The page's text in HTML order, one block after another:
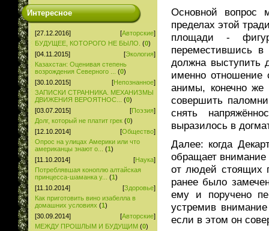
Интересное
[27.12.2016] [Авторские]
БУДУЩЕЕ, КОТОРОГО НЕ БЫЛО. (0)
[04.11.2015]
[Экология]
Казахстан: Оценивая степень
возрождения Северного ...
(0)
[30.10.2015]
[Непознанное]
ЗАПИСКИ СТРАННИКА. МЕХАНИЗМЫ
ДВИЖЕНИЯ ВЕРОЯТНОС...
(0)
[03.07.2015]
[Поэзия]
Долг, который не платит грек (0)
[12.10.2014]
[Общество]
Опрос на улицах Америки или что
американцы знают о...
(1)
[11.10.2014]
[Наука]
Потреблявшая коноплю алтайская
принцесса-шаманка у...
(1)
[11.10.2014]
[Здоровье]
Как приготовить вино изабелла в
домашних условиях (1)
[30.09.2014]
[Авторские]
МЕЖДУ ПРОШЛЫМ И БУДУЩИМ (0)
Основной вопрос
пределах этой
площади -
переместившись
должна выступить
именно отношение
анимы, конечно же
совершить
снять
выразилось в
Далее: когда
обращает внимание
от людей стоящих
ранее было
ему и поручено
устремив
если в этом он